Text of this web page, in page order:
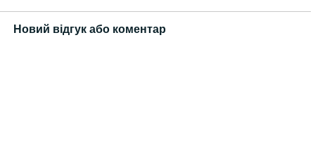
Новий відгук або коментар